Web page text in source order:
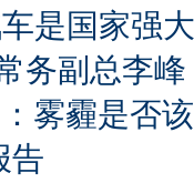
是国家强
务副总李峰
雾霾是否
告